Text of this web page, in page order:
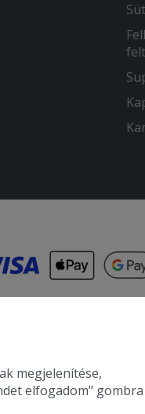
megjelenítése,
elfogadom" gombra